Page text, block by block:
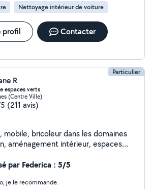
Nettoyage intérieur de voiture
profil Contacter
Particulier
R
espaces verts
(Centre Ville)
(211 avis)
mobile, bricoleur dans les domaines
aménagement intérieur, espaces
par Federica : 5/5
je le recommande.